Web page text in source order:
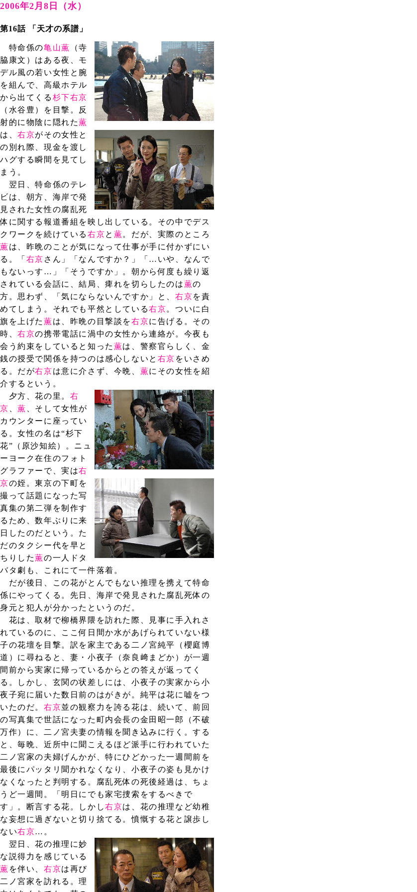
2006年2月8日（水）
第16話 「天才の系譜」
特命係の亀山薫
（寺
脇康文）はある夜、モ
デル風の若い女性と腕
を組んで、高級ホテル
から出てくる 杉下右京
（水谷豊）を目撃。反
射的に物陰に隠れた薫
は、右京がその女性と
の別れ際、現金を渡し
ハグする瞬間を見てし
まう。
翌日、特命係のテレ
ビは、朝方、海岸で発
見された女性の腐乱死
体に関する報道番組を映し出している。その中でデス
クワークを続けている 右京と 薫。だが、実際のところ
薫は、昨晩のことが気になって仕事が手に付かずにい
る。「 右京 さん」「なんですか？」「…いや、なんで
もないっす…」「そうですか」。朝から何度も繰り返
されている会話に、結局、痺れを切らしたのは薫の
方。思わず、「気にならないんですか」と、右京を責
めてしまう。それでも平然としている右京。ついに白
旗を上げた 薫は、昨晩の目撃談を右京に告げる。その
時、右京の携帯電話に渦中の女性から連絡が。今夜も
会う約束をしていると知った 薫は、警察官らしく、金
銭の授受で関係を持つのは感心しないと 右京 をいさめ
る。だが右京は意に介さず、今晩、 薫にその女性を紹
介するという。
夕方、花の里。 右
京 、薫
、そして女性が
カウンターに座ってい
る。女性の名は“杉下
花”（原沙知絵）。ニュ
ーヨーク在住のフォト
グラファーで、実は右
京の姪。東京の下町を
撮って話題になった写
真集の第二弾を制作す
るため、数年ぶりに来
日したのだという。た
だのタクシー代を早と
ちりした薫の一人ドタ
バタ劇も、これにて一件落着。
だが後日、この花がとんでもない推理を携えて特命
係にやってくる。先日、海岸で発見された腐乱死体の
身元と犯人が分かったというのだ。
花は、取材で柳橋界隈を訪れた際、見事に手入れさ
れているのに、ここ何日間か水があげられていない様
子の花壇を目撃。訳を家主である二ノ宮純平（櫻庭博
道）に尋ねると、妻・小夜子（奈良﨑まどか）が一週
間前から実家に帰っているからとの答えが返ってく
る。しかし、玄関の状差しには、小夜子の実家から小
夜子宛に届いた数日前のはがきが。純平は花に嘘をつ
いたのだ。 右京並の観察力を誇る花は、続いて、前回
の写真集で世話になった町内会長の金田昭一郎（不破
万作）に、二ノ宮夫妻の情報を聞き込みに行く。する
と、毎晩、近所中に聞こえるほど派手に行われていた
二ノ宮家の夫婦げんかが、特にひどかった一週間前を
最後にパッタリ聞かれなくなり、小夜子の姿も見かけ
なくなったと判明する。腐乱死体の死後経過は、ちょ
うど一週間。「明日にでも家宅捜索をするべきで
す」。断言する花。しかし右京は、花の推理など幼稚
な妄想に過ぎないと切り捨てる。憤慨する花と譲歩し
ない右京…。
翌日、花の推理に妙
な説得力を感じている
薫 を伴い、右京は再び
二ノ宮家を訪れる。理